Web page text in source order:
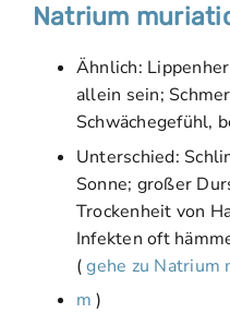
Natrium
Ähnlich:
allein sein;
Schwächegefühl,
Unterschied:
Sonne; großer
Trockenheit von
Infekten oft
(gehe zu Natrium
m )